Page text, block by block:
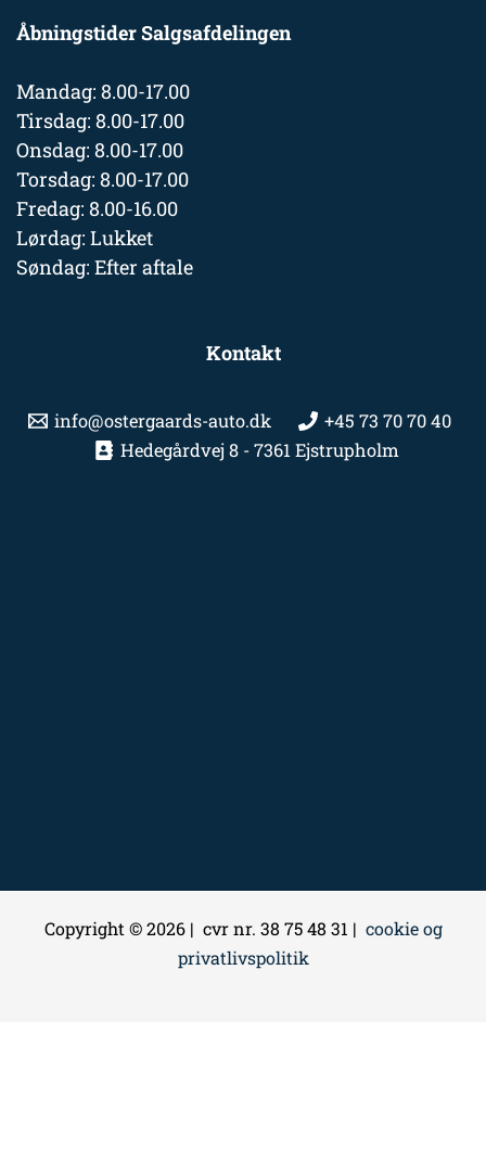
Åbningstider Salgsafdelingen
Mandag: 8.00-17.00
Tirsdag: 8.00-17.00
Onsdag: 8.00-17.00
Torsdag: 8.00-17.00
Fredag: 8.00-16.00
Lørdag: Lukket
Søndag: Efter aftale
Kontakt
info@ostergaards-auto.dk
+45 73 70 70 40
Hedegårdvej 8 - 7361 Ejstrupholm
Copyright © 2026 | cvr nr. 38 75 48 31 | cookie og
privatlivspolitik